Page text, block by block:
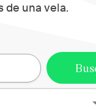
de una vela.